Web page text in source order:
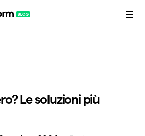
Le soluzioni più